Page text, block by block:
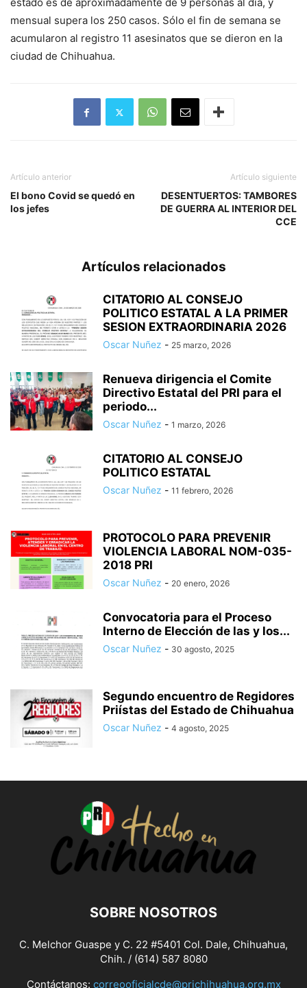
mensual supera los 250 casos. Sólo el fin de semana se
acumularon al registro 11 asesinatos que se dieron en la
ciudad de Chihuahua.
Artículo anterior
El bono Covid se quedó en
los jefes
Artículo siguiente
DESENTUERTOS: TAMBORES
DE GUERRA AL INTERIOR DEL
CCE
Artículos relacionados
CITATORIO AL CONSEJO
POLITICO ESTATAL A LA PRIMER
SESION EXTRAORDINARIA 2026
Oscar Nuñez - 25 marzo, 2026
Renueva dirigencia el Comite
Directivo Estatal del PRI para el
periodo...
Oscar Nuñez - 1 marzo, 2026
CITATORIO AL CONSEJO
POLITICO ESTATAL
Oscar Nuñez - 11 febrero, 2026
PROTOCOLO PARA PREVENIR
VIOLENCIA LABORAL NOM-035-
2018 PRI
Oscar Nuñez - 20 enero, 2026
Convocatoria para el Proceso
Interno de Elección de las y los...
Oscar Nuñez - 30 agosto, 2025
Segundo encuentro de Regidores
Priístas del Estado de Chihuahua
Oscar Nuñez - 4 agosto, 2025
SOBRE NOSOTROS
C. Melchor Guaspe y C. 22 #5401 Col. Dale, Chihuahua,
Chih. / (614) 587 8080
Contáctanos: correooficialcde@prichihuahua.org.mx